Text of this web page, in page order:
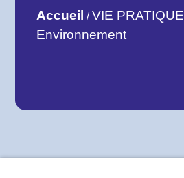
Accueil /VIE PRATIQUE
Environnement